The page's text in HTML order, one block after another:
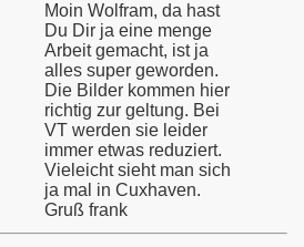
Moin Wolfram, da hast
Du Dir ja eine menge
Arbeit gemacht, ist ja
alles super geworden.
Die Bilder kommen hier
richtig zur geltung. Bei
VT werden sie leider
immer etwas reduziert.
Vieleicht sieht man sich
ja mal in Cuxhaven.
Gruß frank